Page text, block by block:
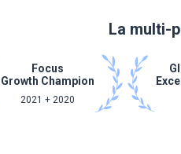
La multi-
Focus
Growth Champion
2021 + 2020